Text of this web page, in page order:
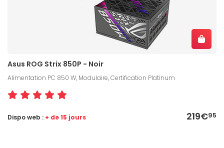
Asus ROG Strix 850P - Noir
Alimentation PC 850 W, Modulaire, Certification Platinum
219€95
Dispo web : + de 15 jours